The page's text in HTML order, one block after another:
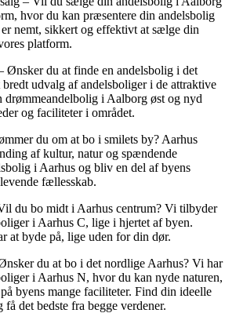
hvor du kan præsentere din andelsbolig
nemt, sikkert og effektivt at sælge din
platform.
Ønsker du at finde en andelsbolig i det
udvalg af andelsboliger i de attraktive
drømmeandelbolig i Aalborg øst og nyd
og faciliteter i området.
du om at bo i smilets by? Aarhus
af kultur, natur og spændende
i Aarhus og bliv en del af byens
fællesskab.
du bo midt i Aarhus centrum? Vi tilbyder
i Aarhus C, lige i hjertet af byen.
at byde på, lige uden for din dør.
du at bo i det nordlige Aarhus? Vi har
i Aarhus N, hvor du kan nyde naturen,
byens mange faciliteter. Find din ideelle
det bedste fra begge verdener.